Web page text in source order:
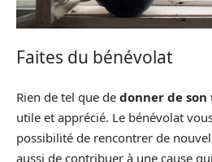
Faites du bénévolat
Rien de tel que de donner de son
utile et apprécié. Le bénévolat
possibilité de rencontrer de
aussi de contribuer à une cause